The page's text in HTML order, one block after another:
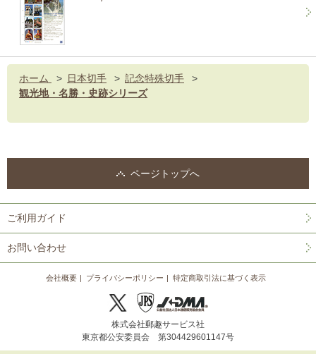
ホーム > 日本切手 > 記念特殊切手
>
観光地・名勝・史跡シリーズ
ページトップへ
ご利用ガイド
お問い合わせ
会社概要 プライバシーポリシー 特定商取引法に基づく表示
株式会社郵趣サービス社
東京都公安委員会 第304429601147号